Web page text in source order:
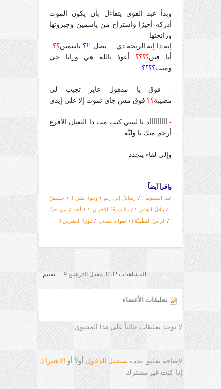
وبدأ عبد القوي يتفاءل بأن يكون الموت
أدركه أخيرًا واستراح من ياسمين وجبروتها
ورائحتها
إيه دا إيه الريحة دي ..
. بصل !!؟ ياسمين؟؟
أنا فين؟؟؟؟ أعوذ بالله هي ورايا حي
وميت؟؟؟؟
-فوق يا مدهول عايز تجيب
لي
مصيبة؟؟ فوق مش جاي تموت إلا على إيدي
- آآآآآآآآآه يا ليتني كنت مت دا الثعبان الأقرع
أرحم منك يا وليَّه
وإلى لقاء يتجدد
واقرأ أيضاً:
عِندَ السقوطْ ! / رسائلُ إلى ريم / وجوهٌ شتي !! / حَــيْـضٌ
!
/ بِـلالُ العِشقِ ! / مَعْـشوقَةُ الأحزانِ !! / أعظَـمُ منْ حبٍّ
!
/ الرأسُ القُطْنِـيَّهْ ! / عفوا يا سيدتي! / ثـورَةُ العشرين !!
المشاهدات 8182 معدل الترشيح 9 تقييم
تعليقات الأعضاء
لا يوجد تعليقات حالياً على هذا المحتوى
لإضافة تعليق يجب تسجيل الدخول أولاً أو
الاشتراك
إذا كنت غير مشترك